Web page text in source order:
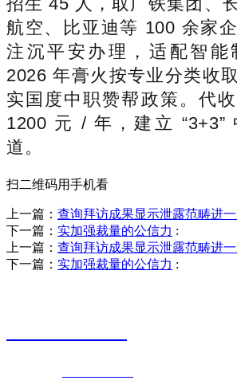
航空、比亚迪等 100 余家
注沉平安办理，适配智能
2026 年膏火按专业分类收
实国度中职赞帮政策。代
1200 元 / 年，建立 “3+3”
道。
扫二维码用手机看
上一篇： 查询拜访成果显示泄露范畴进
下一篇： 实加强裁量的公信力 :
上一篇： 查询拜访成果显示泄露范畴进
下一篇： 实加强裁量的公信力 :